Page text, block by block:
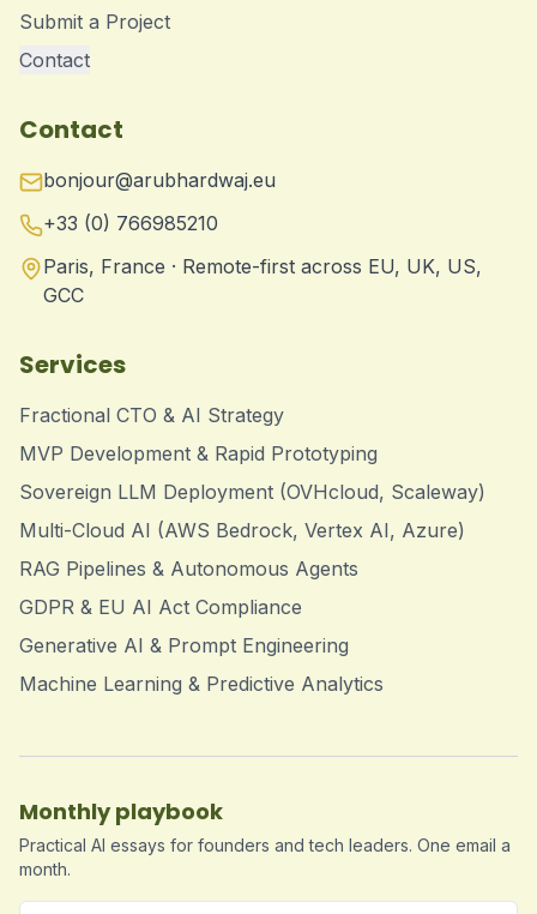
Submit a Project
Contact
Contact
bonjour@arubhardwaj.eu
+33 (0) 766985210
Paris, France · Remote-first across EU, UK, US,
GCC
Services
Fractional CTO & AI Strategy
MVP Development & Rapid Prototyping
Sovereign LLM Deployment (OVHcloud, Scaleway)
Multi-Cloud AI (AWS Bedrock, Vertex AI, Azure)
RAG Pipelines & Autonomous Agents
GDPR & EU AI Act Compliance
Generative AI & Prompt Engineering
Machine Learning & Predictive Analytics
Monthly playbook
Practical AI essays for founders and tech leaders. One email a
month.